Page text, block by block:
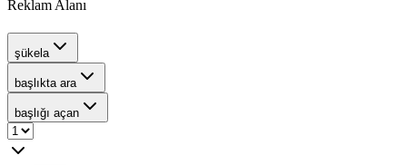
Reklam Alanı
şükela
başlıkta ara
başlığı açan